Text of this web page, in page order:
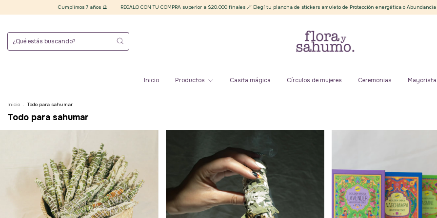
REGALO CON TU COMPRA superior a $20.000 finales 🪄 Elegí tu plancha de stickers amuleto de Protección energética o Abundancia ✨ Envíos gratis
Inicio Productos Casita mágica Círculos de mujeres Ceremonias
Inicio . Todo para sahumar
Todo para sahumar